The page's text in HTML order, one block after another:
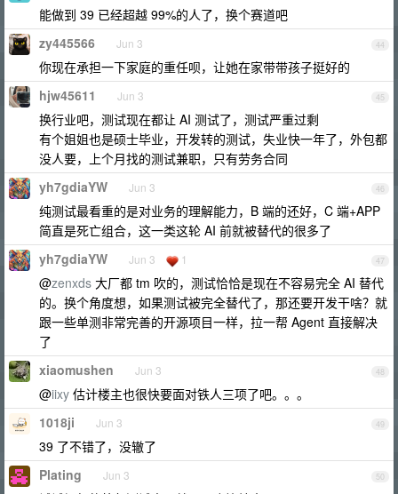
能做到 39 已经超越 99%的人了，换个赛道吧
44
zy445566 Jun 3
你现在承担一下家庭的重任呗，让她在家带带孩子挺好的
45
hjw45611 Jun 3
换行业吧，测试现在都让 AI 测试了，测试严重过剩
有个姐姐也是硕士毕业，开发转的测试，失业快一年了，外包都
没人要，上个月找的测试兼职，只有劳务合同
46
yh7gdiaYW Jun 3
纯测试最看重的是对业务的理解能力，B 端的还好，C 端+APP
简直是死亡组合，这一类这轮 AI 前就被替代的很多了
47
yh7gdiaYW Jun 3 1
@zenxds 大厂都 tm 吹的，测试恰恰是现在不容易完全 AI 替代
的。换个角度想，如果测试被完全替代了，那还要开发干啥？就
跟一些单测非常完善的开源项目一样，拉一帮 Agent 直接解决
了
48
xiaomushen Jun 3
@iixy 估计楼主也很快要面对铁人三项了吧。。。
49
1018ji Jun 3
39 了不错了，没辙了
50
Plating Jun 3